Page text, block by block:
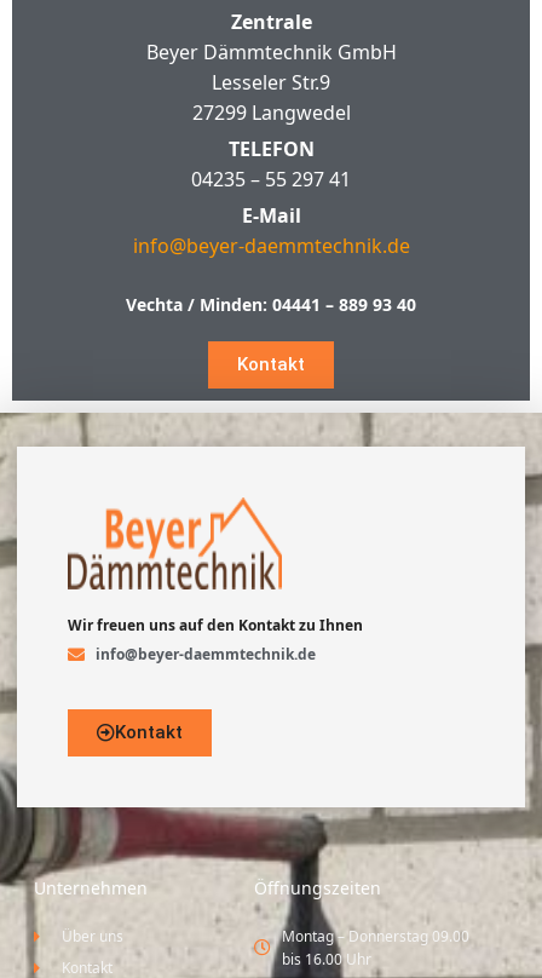
Zentrale
Beyer Dämmtechnik GmbH
Lesseler Str.9
27299 Langwedel
TELEFON
04235 – 55 297 41
E-Mail
info@beyer-daemmtechnik.de
Vechta / Minden: 04441 – 889 93 40
Kontakt
Wir freuen uns auf den Kontakt zu Ihnen
info@beyer-daemmtechnik.de
Kontakt
Unternehmen
Über uns
Kontakt
Öffnungszeiten
Montag – Donnerstag 09.00
bis 16.00 Uhr